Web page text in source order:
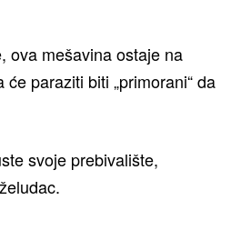
ova mešavina ostaje na
paraziti biti „primorani“ da
svoje prebivalište,